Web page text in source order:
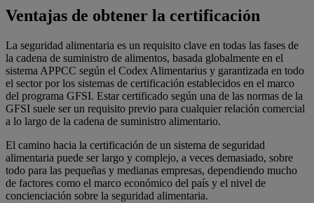
Ventajas de obtener la certificación
La seguridad alimentaria es un requisito clave en todas las fases de
la cadena de suministro de alimentos, basada globalmente en el
sistema APPCC según el Codex Alimentarius y garantizada en todo
el sector por los sistemas de certificación establecidos en el marco
del programa GFSI. Estar certificado según una de las normas de la
GFSI suele ser un requisito previo para cualquier relación comercial
a lo largo de la cadena de suministro alimentario.
El camino hacia la certificación de un sistema de seguridad
alimentaria puede ser largo y complejo, a veces demasiado, sobre
todo para las pequeñas y medianas empresas, dependiendo mucho
de factores como el marco económico del país y el nivel de
concienciación sobre la seguridad alimentaria.